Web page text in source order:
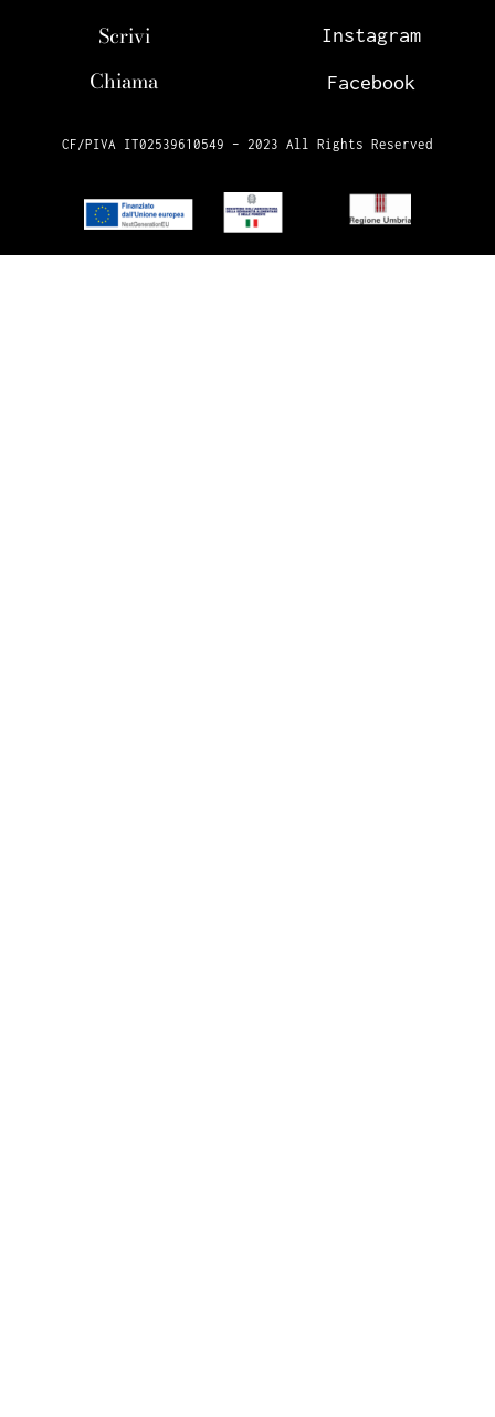
Scrivi
Chiama
Instagram
Facebook
CF/PIVA IT02539610549 – 2023 All Rights Reserved